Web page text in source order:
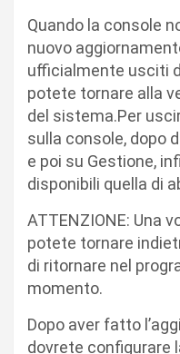
Quando la console
nuovo
ufficialmente usciti
potete tornare alla
del sistema.Per
sulla console, dopo
e poi su Gestione,
disponibili quella di
ATTENZIONE: Una
potete tornare
di ritornare nel
momento.
Dopo aver fatto
dovrete configurare